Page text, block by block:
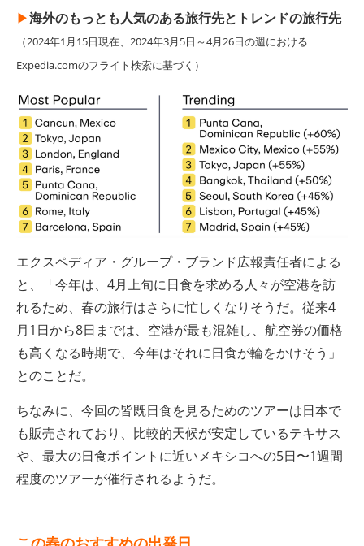
▶︎海外のもっとも人気のある旅行先とトレンドの旅行先
（2024年1月15日現在、2024年3月5日～4月26日の週における
Expedia.comのフライト検索に基づく）
エクスペディア・グループ・ブランド広報責任者による
と、「今年は、4月上旬に日食を求める人々が空港を訪
れるため、春の旅行はさらに忙しくなりそうだ。従来4
月1日から8日までは、空港が最も混雑し、航空券の価格
も高くなる時期で、今年はそれに日食が輪をかけそう」
とのことだ。
ちなみに、今回の皆既日食を見るためのツアーは日本で
も販売されており、比較的天候が安定しているテキサス
や、最大の日食ポイントに近いメキシコへの5日〜1週間
程度のツアーが催行されるようだ。